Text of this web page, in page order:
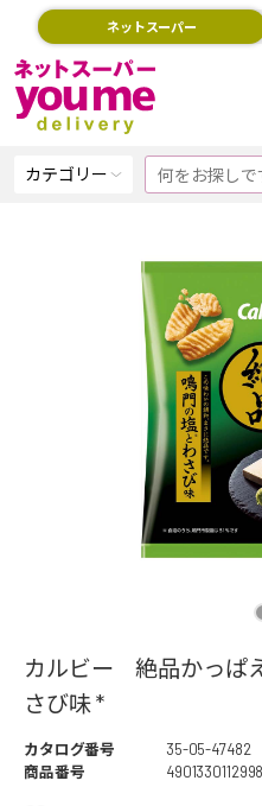
ネットスーパー
カテゴリー
カルビー 絶品かっぱ
さび味 *
カタログ番号
35-05-47482
商品番号
4901330112998